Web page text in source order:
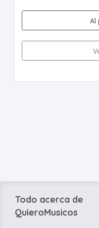
Al
Todo acerca de
QuieroMusicos